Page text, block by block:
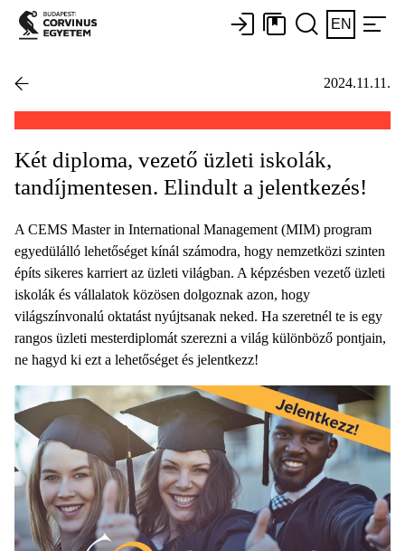
EN
2024.11.11.
Két diploma, vezető üzleti iskolák,
tandíjmentesen. Elindult a jelentkezés!
A CEMS Master in International Management (MIM) program
egyedülálló lehetőséget kínál számodra, hogy nemzetközi szinten
építs sikeres karriert az üzleti világban. A képzésben vezető üzleti
iskolák és vállalatok közösen dolgoznak azon, hogy
világszínvonalú oktatást nyújtsanak neked. Ha szeretnél te is egy
rangos üzleti mesterdiplomát szerezni a világ különböző pontjain,
ne hagyd ki ezt a lehetőséget és jelentkezz!